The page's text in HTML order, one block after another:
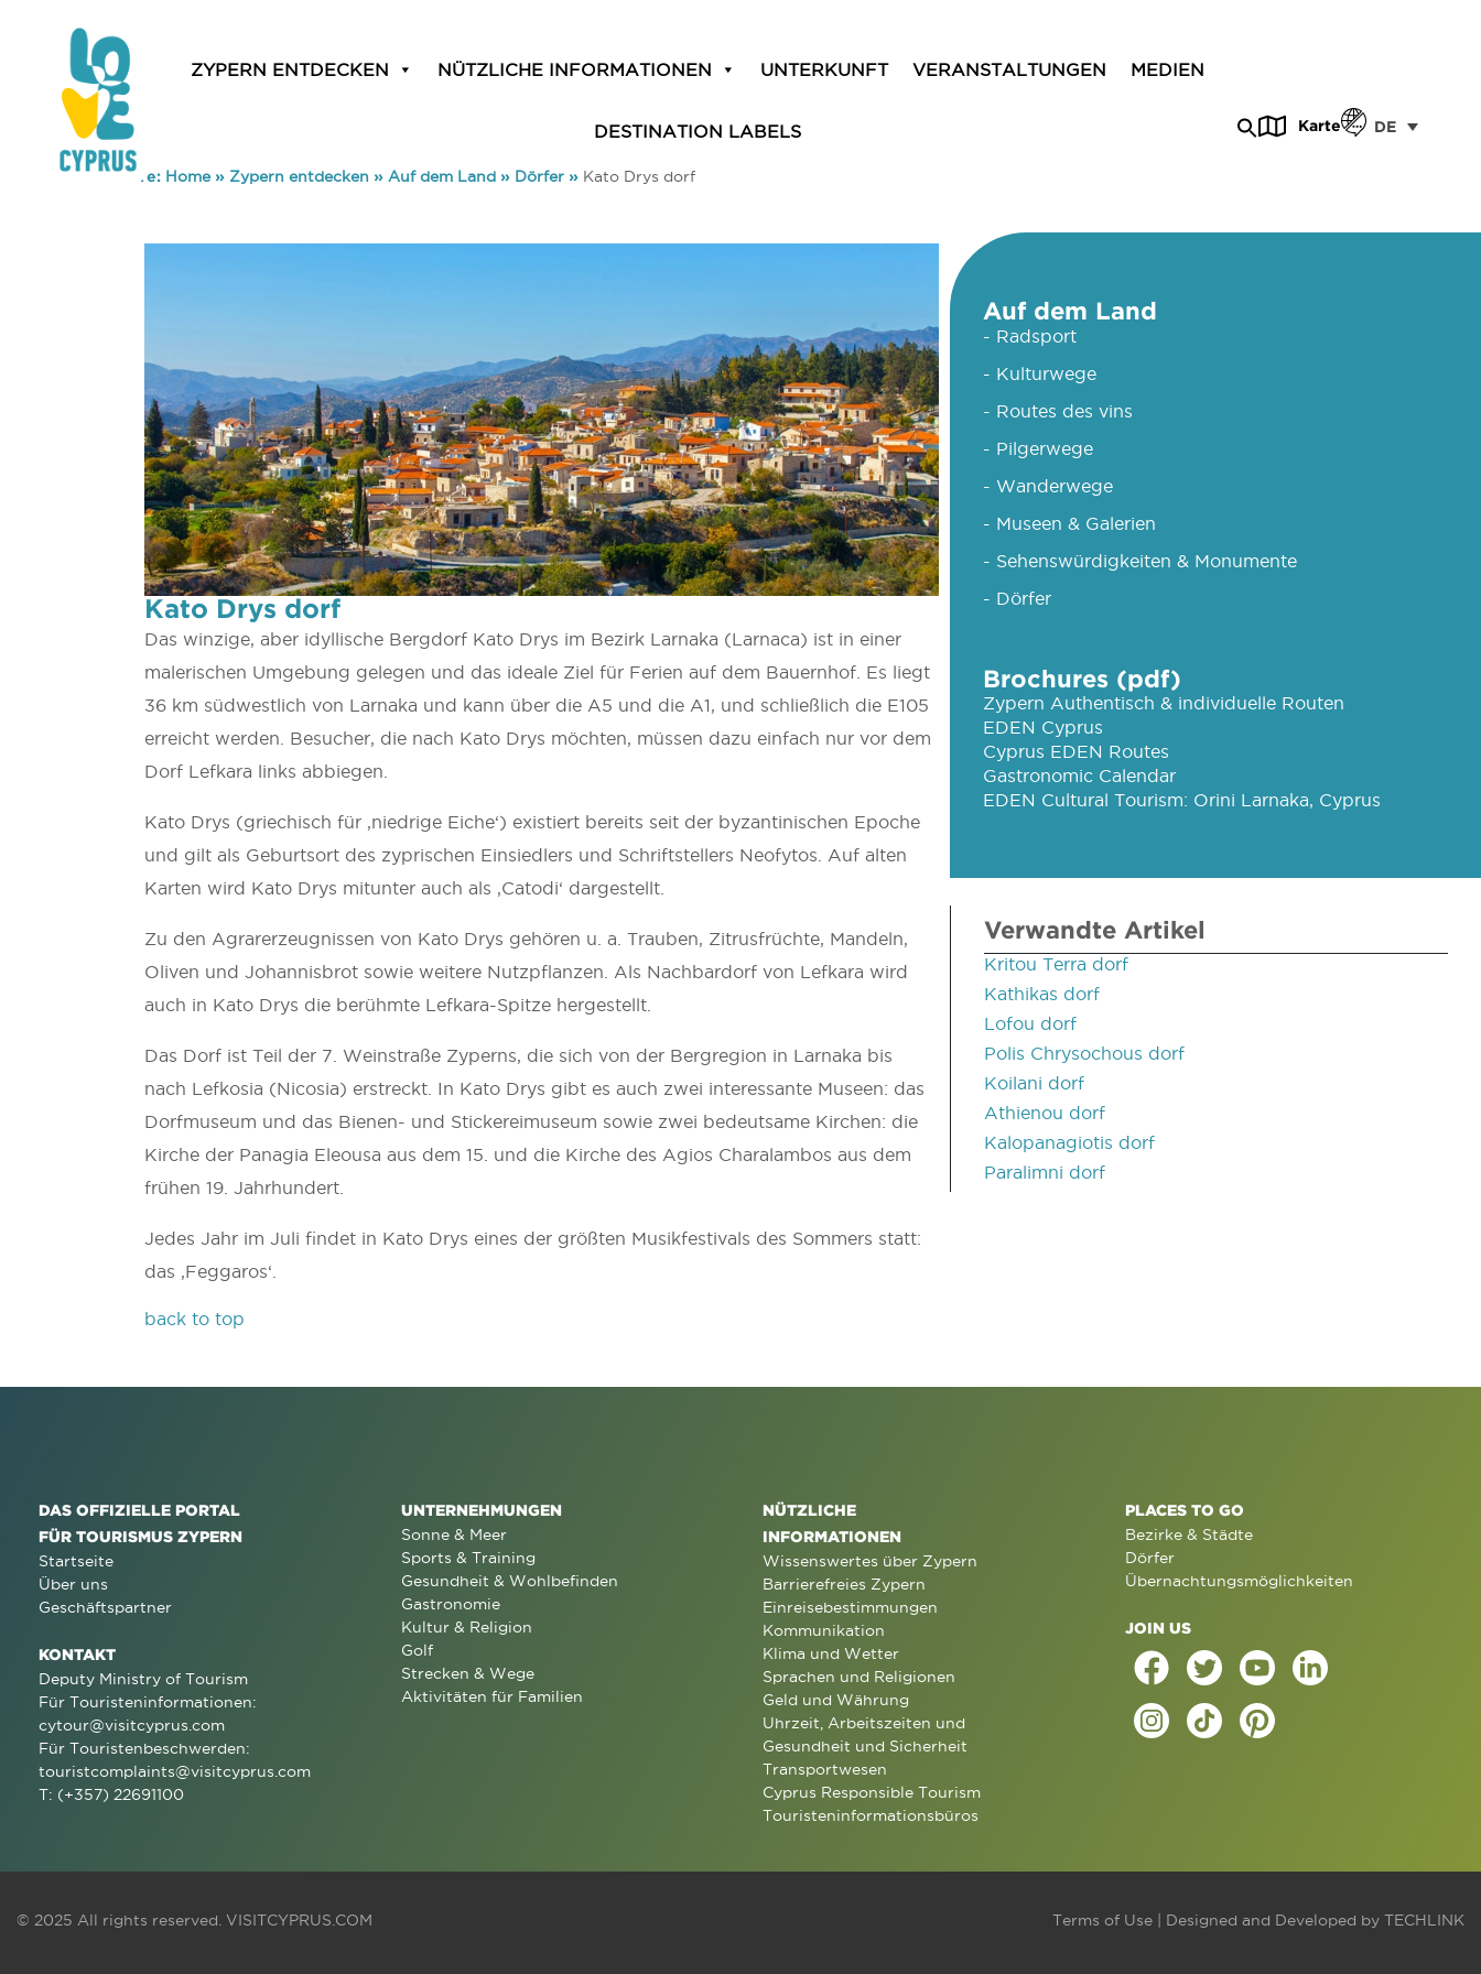
ZYPERN ENTDECKEN NÜTZLICHE INFORMATIONEN UNTERKUNFT VERANSTALTUNGEN MEDIEN
DESTINATION LABELS Karte DE
You are here: Home» Zypern entdecken » Auf dem Land » Dörfer » Kato Drys dorf
Kato Drys dorf
Das winzige, aber idyllische Bergdorf Kato Drys im Bezirk Larnaka (Larnaca) ist in einer
malerischen Umgebung gelegen und das ideale Ziel für Ferien auf dem Bauernhof. Es liegt
36 km südwestlich von Larnaka und kann über die A5 und die A1, und schließlich die E105
erreicht werden. Besucher, die nach Kato Drys möchten, müssen dazu einfach nur vor dem
Dorf Lefkara links abbiegen.
Kato Drys (griechisch für ‚niedrige Eiche‘) existiert bereits seit der byzantinischen Epoche
und gilt als Geburtsort des zyprischen Einsiedlers und Schriftstellers Neofytos. Auf alten
Karten wird Kato Drys mitunter auch als ‚Catodi‘ dargestellt.
Zu den Agrarerzeugnissen von Kato Drys gehören u. a. Trauben, Zitrusfrüchte, Mandeln,
Oliven und Johannisbrot sowie weitere Nutzpflanzen. Als Nachbardorf von Lefkara wird
auch in Kato Drys die berühmte Lefkara-Spitze hergestellt.
Das Dorf ist Teil der 7. Weinstraße Zyperns, die sich von der Bergregion in Larnaka bis
nach Lefkosia (Nicosia) erstreckt. In Kato Drys gibt es auch zwei interessante Museen: das
Dorfmuseum und das Bienen- und Stickereimuseum sowie zwei bedeutsame Kirchen: die
Kirche der Panagia Eleousa aus dem 15. und die Kirche des Agios Charalambos aus dem
frühen 19. Jahrhundert.
Jedes Jahr im Juli findet in Kato Drys eines der größten Musikfestivals des Sommers statt:
das ‚Feggaros‘.
back to top
Auf dem Land
- Radsport
- Kulturwege
- Routes des vins
- Pilgerwege
- Wanderwege
- Museen & Galerien
- Sehenswürdigkeiten & Monumente
- Dörfer
Brochures (pdf)
Zypern Authentisch & individuelle Routen
EDEN Cyprus
Cyprus EDEN Routes
Gastronomic Calendar
EDEN Cultural Tourism: Orini Larnaka, Cyprus
Verwandte Artikel
Kritou Terra dorf
Kathikas dorf
Lofou dorf
Polis Chrysochous dorf
Koilani dorf
Athienou dorf
Kalopanagiotis dorf
Paralimni dorf
DAS OFFIZIELLE PORTAL
FÜR TOURISMUS ZYPERN
Startseite
Über uns
Geschäftspartner
KONTAKT
Deputy Ministry of Tourism
Für Touristeninformationen:
cytour@visitcyprus.com
Für Touristenbeschwerden:
touristcomplaints@visitcyprus.com
T: (+357) 22691100
UNTERNEHMUNGEN
Sonne & Meer
Sports & Training
Gesundheit & Wohlbefinden
Gastronomie
Kultur & Religion
Golf
Strecken & Wege
Aktivitäten für Familien
NÜTZLICHE
INFORMATIONEN
Wissenswertes über Zypern
Barrierefreies Zypern
Einreisebestimmungen
Kommunikation
Klima und Wetter
Sprachen und Religionen
Geld und Währung
Uhrzeit, Arbeitszeiten und
Gesundheit und Sicherheit
Transportwesen
Cyprus Responsible Tourism
Touristeninformationsbüros
PLACES TO GO
Bezirke & Städte
Dörfer
Übernachtungsmöglichkeiten
JOIN US
© 2025 All rights reserved. VISITCYPRUS.COM Terms of Use | Designed and Developed by TECHLINK